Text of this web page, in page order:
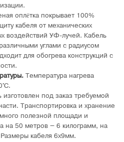
оплётка покрывает 100%
кабеля от механических
воздействий УФ-лучей. Кабель
углами с радиусом
для обогрева конструкций с
Температура нагрева
под заказ требуемой
Транспортировка и хранение
полезной площади и
на 50 метров – 6 килограмм, на
кабеля 6х9мм.